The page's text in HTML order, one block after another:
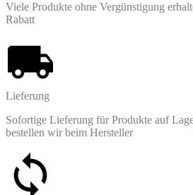
Viele Produkte ohne Vergünstigung
Rabatt
Lieferung
Sofortige Lieferung für Produkte auf
bestellen wir beim Hersteller